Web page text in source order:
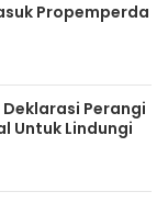
Propemperda
Deklarasi Perangi
Untuk Lindungi